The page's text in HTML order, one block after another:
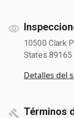
10500 Clark
States 89165
Detalles del
Términos